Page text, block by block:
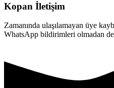
Kopan İletişim
Zamanında ulaşılamayan üye
WhatsApp bildirimleri olmadan